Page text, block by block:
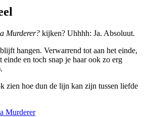
Murderer? kijken? Uhhhh: Ja. Absoluut.
hangen. Verwarrend tot aan het einde,
einde en toch snap je haar ook zo erg
zien hoe dun de lijn kan zijn tussen liefde
Murderer